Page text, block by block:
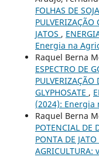
FOLHAS DE
PULVERIZAÇÃO
JATOS ,
Energia na
Raquel Berna
ESPECTRO DE
GLYPHOSATE ,
(2024):
Raquel Berna
POTENCIAL DE
PONTA DE